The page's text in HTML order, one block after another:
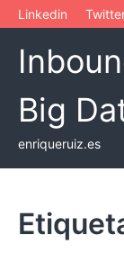
Skip
content
Linkedin
Big
enriqueruiz.es